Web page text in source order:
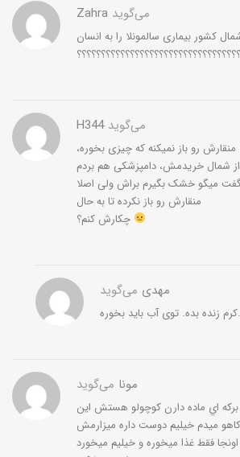
Zahra می‌گوید
کشور بیماری سالمونلا را به انسان
H344 می‌گوید
رو باز نمیکنه که چیزی بخوره،
10روزه که از شمال خریدمش، دامپزشکی هم بردم
میگو خشک بگیرم براش ولی اصلا
منقارش رو باز نکرده تا به حال
مهدی می‌گوید
کرم زنده بده. توی آب باید بخوره.
مونا می‌گوید
اي ماده دارن كوچولو هستش اين
ميدم خيليم دوست داره ميزارمش
فقط غذا ميخوره و خيليم ميخورد